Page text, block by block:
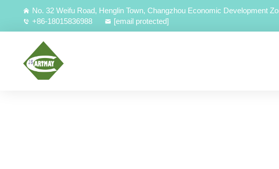
No. 32 Weifu Road, Henglin Town, Changzhou Economic Development
+86-18015836988
[email protected]